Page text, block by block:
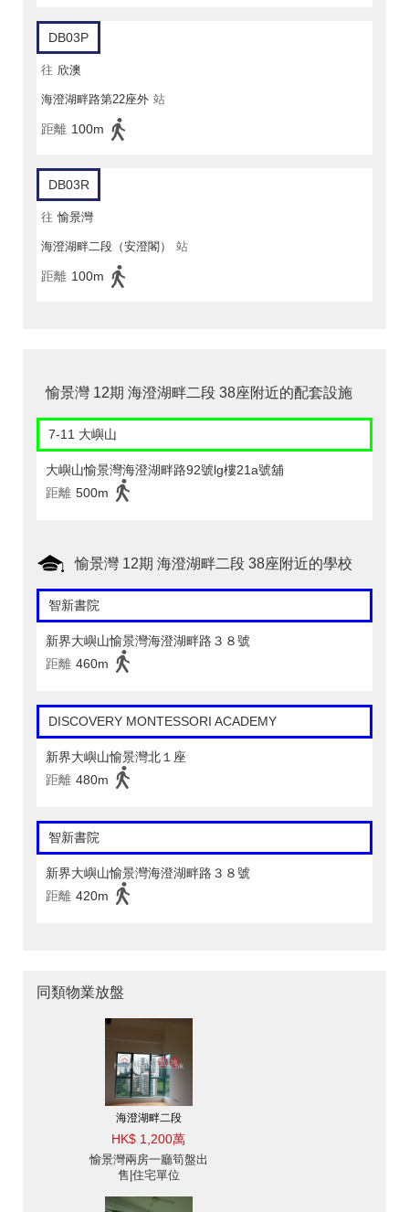
DB03P
往 欣澳
海澄湖畔路第22座外 站
距離 100m
DB03R
往 愉景灣
海澄湖畔二段（安澄閣） 站
距離 100m
愉景灣 12期 海澄湖畔二段 38座附近的配套設施
7-11 大嶼山
大嶼山愉景灣海澄湖畔路92號lg樓21a號舖
距離 500m
愉景灣 12期 海澄湖畔二段 38座附近的學校
智新書院
新界大嶼山愉景灣海澄湖畔路３８號
距離 460m
DISCOVERY MONTESSORI ACADEMY
新界大嶼山愉景灣北１座
距離 480m
智新書院
新界大嶼山愉景灣海澄湖畔路３８號
距離 420m
同類物業放盤
海澄湖畔二段
HK$ 1,200萬
愉景灣兩房一廳筍盤出
售|住宅單位